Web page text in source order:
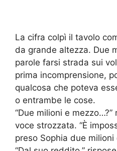
La cifra colpì il tavolo
da grande altezza. Due
parole farsi strada sui
prima incomprensione,
qualcosa che poteva
o entrambe le cose.
“Due milioni e
voce strozzata. “È
preso Sophia due milioni